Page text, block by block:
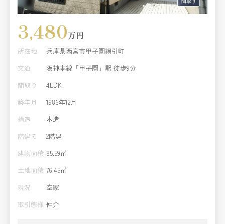
3,480万円
所在地
兵庫県西宮市甲子園網引町
交通
阪神本線「甲子園」駅 徒歩9分
間取り
4LDK
築年月
1986年12月
構造
木造
階建て
2階建
建物面積 85.59㎡
土地面積 76.45㎡
現況
空家
取引態様 仲介